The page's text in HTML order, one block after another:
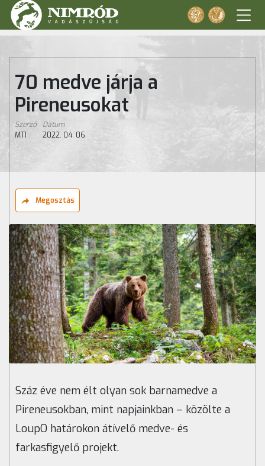
70 medve járja a
Pireneusokat
Szerző
MTI
Dátum
2022. 04. 06
Megosztás
Száz éve nem élt olyan sok barnamedve a
Pireneusokban, mint napjainkban – közölte a
LoupO határokon átívelő medve- és
farkasfigyelő projekt.